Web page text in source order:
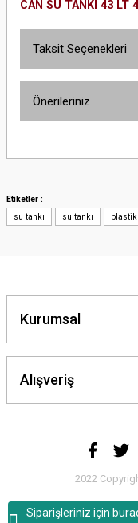
Siparişleriniz için
CAN SU TANKI 43 LT
Taksit Seçenekleri
Önerileriniz
yetersiz gördüğünüz
Ürün resmi kalitesiz,
Ürün fiyatı diğer
Bu ürüne benzer farklı
Etiketler :
su tankı
su tankı plastik
Kurumsal
Alışveriş
2022